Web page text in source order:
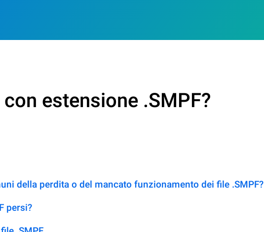
con estensione .SMPF?
della perdita o del mancato funzionamento dei file .SMPF?
persi?